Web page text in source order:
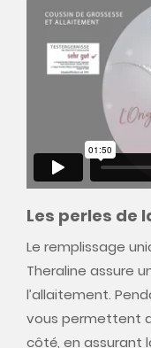
Les perles de
Le remplissage
Theraline assure
l’allaitement.
vous permettent
côté, en assurant